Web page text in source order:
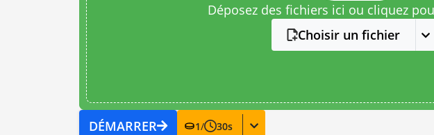
Déposez des fichiers ici ou cliquez
Choisir un fichier
DÉMARRER 1/ 30s